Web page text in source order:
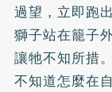
過望，立即跑
獅子站在籠子
讓牠不知所措
不知道怎麼在